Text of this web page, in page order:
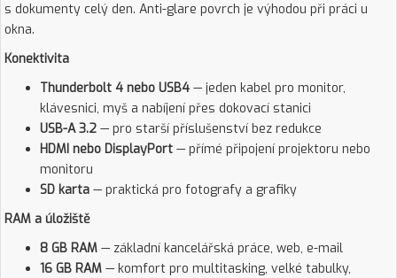
s dokumenty celý den. Anti-glare povrch je výhodou při práci u
okna.
Konektivita
Thunderbolt 4 nebo USB4 — jeden kabel pro monitor,
klávesnici, myš a nabíjení přes dokovací stanici
USB-A 3.2 — pro starší příslušenství bez redukce
HDMI nebo DisplayPort — přímé připojení projektoru nebo
monitoru
SD karta — praktická pro fotografy a grafiky
RAM a úložiště
8 GB RAM — základní kancelářská práce, web, e-mail
16 GB RAM — komfort pro multitasking, velké tabulky,